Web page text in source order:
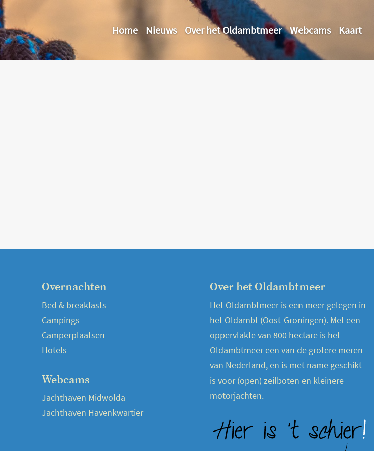
Home Nieuws Over het Oldambtmeer Webcams Kaart
Overnachten
Bed & breakfasts
Campings
Camperplaatsen
Hotels
Webcams
Jachthaven Midwolda
Jachthaven Havenkwartier
Over het Oldambtmeer
Het Oldambtmeer is een meer gelegen in
het Oldambt (Oost-Groningen). Met een
oppervlakte van 800 hectare is het
Oldambtmeer een van de grotere meren
van Nederland, en is met name geschikt
is voor (open) zeilboten en kleinere
motorjachten.